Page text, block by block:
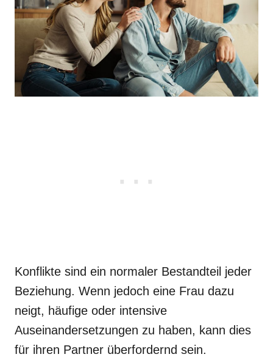
Konflikte sind ein normaler Bestandteil jeder
Beziehung. Wenn jedoch eine Frau dazu
neigt, häufige oder intensive
Auseinandersetzungen zu haben, kann dies
für ihren Partner überfordernd sein.